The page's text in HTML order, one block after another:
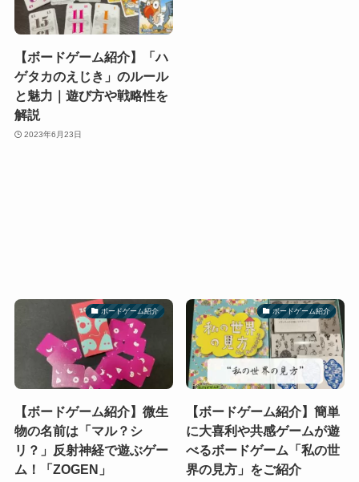
【ボードゲーム紹介】「ハ
ゲタカのえじき」のルール
と魅力｜遊び方や戦略性を
解説
2023年6月23日
ボードゲーム紹介
【ボードゲーム紹介】微生
物の名前は「マル？シ
リ？」反射神経で遊ぶゲー
ム！「ZOGEN」
ボードゲーム紹介
【ボードゲーム紹介】簡単
に大喜利や共感ゲームが遊
べるボードゲーム「私の世
界の見方」をご紹介